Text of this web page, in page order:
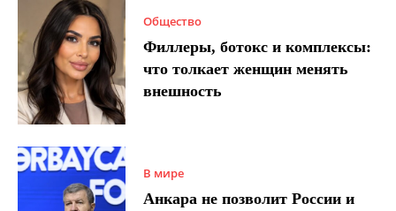
Общество
Филлеры, ботокс и комплексы:
что толкает женщин менять
внешность
В мире
Анкара не позволит России и